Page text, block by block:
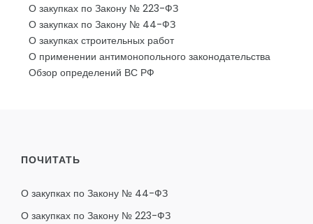
О закупках по Закону № 223-ФЗ
О закупках по Закону № 44-ФЗ
О закупках строительных работ
О применении антимонопольного законодательства
Обзор определений ВС РФ
ПОЧИТАТЬ
О закупках по Закону № 44-ФЗ
О закупках по Закону № 223-ФЗ